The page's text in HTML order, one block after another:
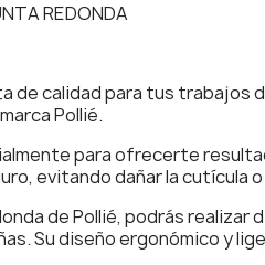
REDONDA
de calidad para tus trabajos
Pollié.
para ofrecerte
evitando dañar la cutícula
de Pollié, podrás
Su diseño ergonómico y